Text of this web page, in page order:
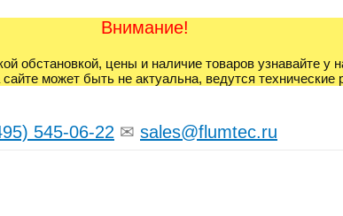
Внимание!
обстановкой, цены и наличие товаров узнавайте
может быть не актуальна, ведутся технические
545-06-22 ✉ sales@flumtec.ru